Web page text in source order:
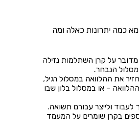
כמה יתרונות כאלה ומה
מדובר על קרן השתלמות נזילה
את ההלוואה במסלול רגיל,
– או במסלול בלון שבו
לעבוד ולייצר עבורם תשואה.
בקרן שומרים על המעמד